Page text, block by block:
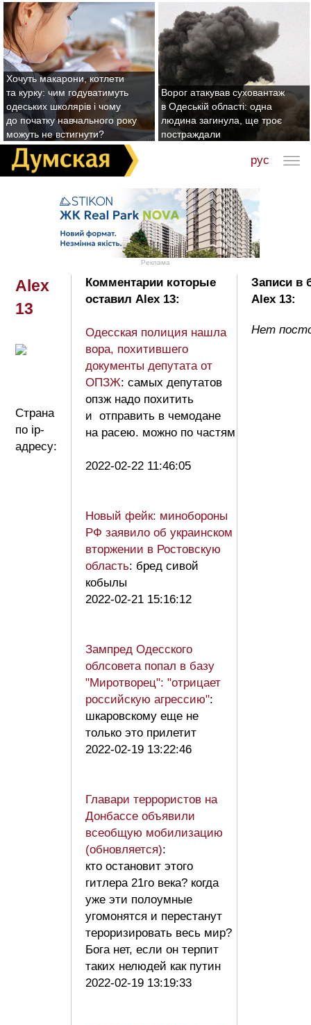
Хочуть макарони, котлети
та курку: чим годуватимуть
одеських школярів і чому
до початку навчального року
можуть не встигнути?
Ворог атакував суховантаж
в Одеській області: одна
людина загинула, ще троє
постраждали
рус
Реклама
Alex
13
Страна
по ip-
адресу:
Комментарии которые
оставил Alex 13:
Одесская полиция нашла
вора, похитившего
документы депутата от
ОПЗЖ: самых депутатов
опзж надо похитить
и отправить в чемодане
на расею. можно по частям
2022-02-22 11:46:05
Новый фейк: минобороны
РФ заявило об украинском
вторжении в Ростовскую
область: бред сивой
кобылы
2022-02-21 15:16:12
Зампред Одесского
облсовета попал в базу
"Миротворец": "отрицает
российскую агрессию":
шкаровскому еще не
только это прилетит
2022-02-19 13:22:46
Главари террористов на
Донбассе объявили
всеобщую мобилизацию
(обновляется):
кто остановит этого
гитлера 21го века? когда
уже эти полоумные
угомонятся и перестанут
тероризировать весь мир?
Бога нет, если он терпит
таких нелюдей как путин
2022-02-19 13:19:33
Записи в
Alex 13:
Нет